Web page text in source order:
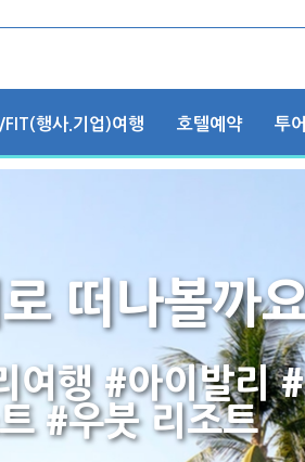
FIT(행사.기업)여행 호텔예약 투
떠나볼까
여행 #아이발리
#우붓 리조트